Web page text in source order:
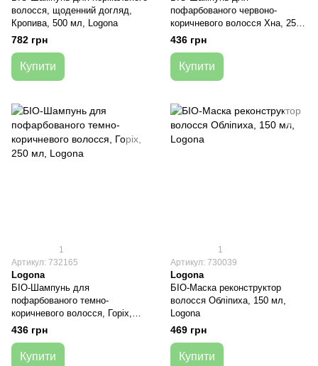
волосся, щоденний догляд,
Кропива, 500 мл, Logona
782 грн
Купити
пофарбованого червоно-
коричневого волосся Хна, 250
мл, Logona
436 грн
Купити
1
Артикул: 732165
Logona
БІО-Шампунь для
пофарбованого темно-
коричневого волосся, Горіх,
250 мл, Logona
436 грн
Купити
1
Артикул: 730039
Logona
БІО-Маска реконструктор
волосся Обліпиха, 150 мл,
Logona
469 грн
Купити